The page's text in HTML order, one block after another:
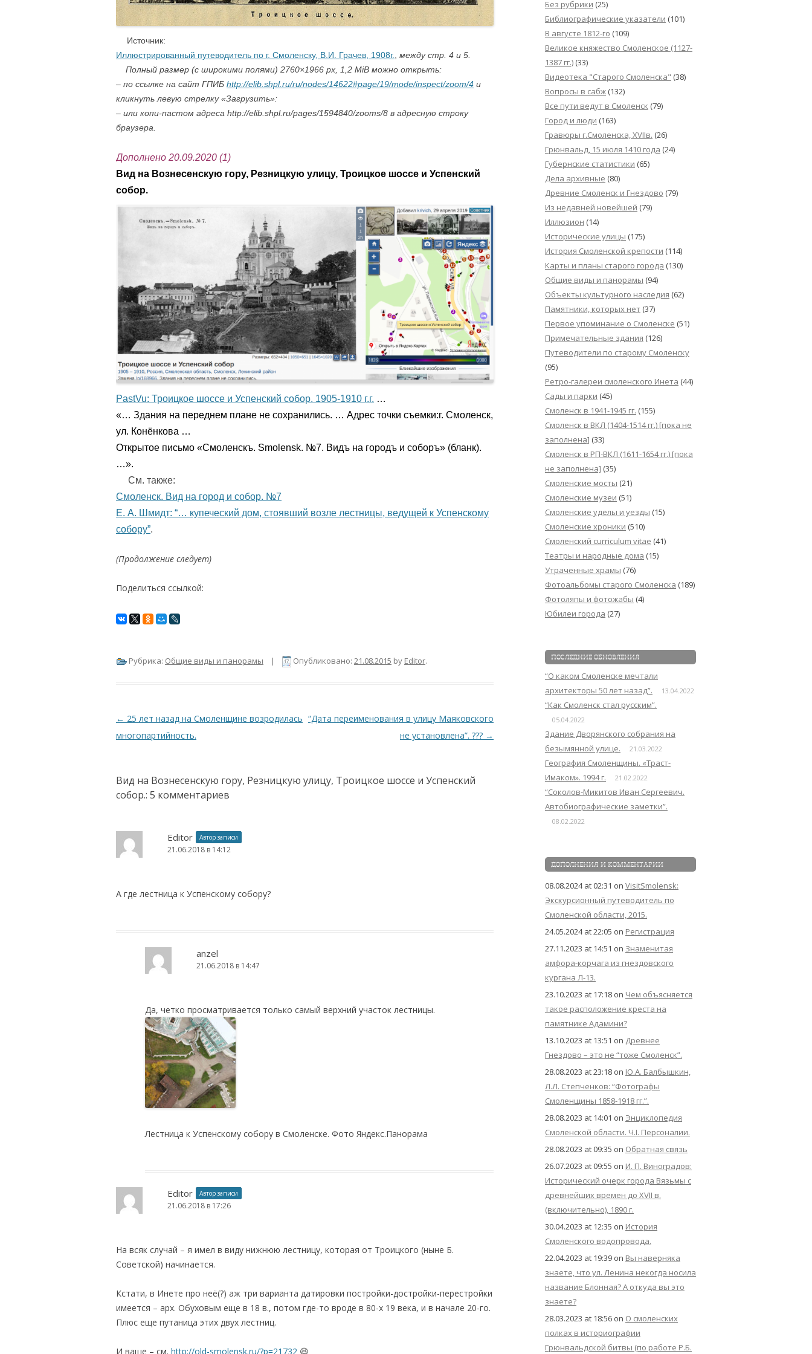
Источник:
Иллюстрированный путеводитель по г. Смоленску, В.И. Грачев, 1908г.
между стр. 4 и 5.
Полный размер (c широкими полями) 2760×1966 px, 1,2 MiB можно открыть:
– по ссылке на сайт ГПИБ http://elib.shpl.ru/ru/nodes/14622#page/19/mode/inspect/zoom/4 и
кликнуть левую стрелку «Загрузить»:
– или копи-пастом адреса http://elib.shpl.ru/pages/1594840/zooms/8 в адресную строку
браузера.
Дополнено 20.09.2020 (1)
Вид на Вознесенскую гору, Резницкую улицу, Троицкое шоссе и Успенский
cобор.
PastVu: Троицкое шоссе и Успенский собор. 1905-1910 г.г. …
«… Здания на переднем плане не сохранились. … Адрес точки съемки:г. Смоленск,
ул. Конёнкова …
Открытое письмо «Смоленскъ. Smolensk. №7. Видъ на городъ и соборъ» (бланк).
…».
См. также:
Смоленск. Вид на город и собор. №7
Е. А. Шмидт: “… купеческий дом, стоявший возле лестницы, ведущей к Успенскому
собору”.
(Продолжение следует)
Поделиться ссылкой:
Рубрика: Общие виды и панорамы | Опубликовано: 21.08.2015 by Editor.
Навигация по записям
← 25 лет назад на Смоленщине возродилась
многопартийность.
“Дата переименования в улицу Маяковского
не установлена”. ??? →
Вид на Вознесенскую гору, Резницкую улицу, Троицкое шоссе и Успенский
cобор.: 5 комментариев
Editor Автор записи
21.06.2018 в 14:12
А где лестница к Уcпенскому собору?
anzel
21.06.2018 в 14:47
Да, четко просматривается только самый верхний участок лестницы.
Лестница к Успенскому собору в Смоленске. Фото Яндекс.Панорама
Editor Автор записи
21.06.2018 в 17:26
На всяк случай – я имел в виду нижнюю лестницу, которая от Троицкого (ныне Б.
Советской) начинается.
Кстати, в Инете про неё(?) аж три варианта датировки постройки-достройки-перестройки
имеется – арх. Обуховым еще в 18 в., потом где-то вроде в 80-х 19 века, и в начале 20-го.
Плюс еще путаница этих двух лестниц.
И ваще – см. http://old-smolensk.ru/?p=21732 😆
Без рубрики (25)
Библиографические указатели (101)
В августе 1812-го (109)
Великое княжество Смоленское (1127-
1387 гг.) (33)
Видеотека "Cтарого Смоленска" (38)
Вопросы в сабж (132)
Все пути ведут в Смоленск (79)
Город и люди (163)
Гравюры г.Смоленска, XVIIв. (26)
Грюнвальд, 15 июля 1410 года (24)
Губернские статистики (65)
Дела архивные (80)
Древние Смоленск и Гнездово (79)
Из недавней новейшей (79)
Иллюзион (14)
Исторические улицы (175)
История Смоленской крепости (114)
Карты и планы старого города (130)
Общие виды и панорамы (94)
Объекты культурного наследия (62)
Памятники, которых нет (37)
Первое упоминание о Смоленске (51)
Примечательные здания (126)
Путеводители по старому Смоленску
(95)
Ретро-галереи смоленского Инета (44)
Сады и парки (45)
Смоленск в 1941-1945 гг. (155)
Смоленск в ВКЛ (1404-1514 гг.) [пока не
заполнена] (33)
Смоленск в РП-ВКЛ (1611-1654 гг.) [пока
не заполнена] (35)
Смоленские мосты (21)
Смоленские музеи (51)
Смоленские уделы и уезды (15)
Смоленские хроники (510)
Смоленский сurriculum vitae (41)
Театры и народные дома (15)
Утраченные храмы (76)
Фотоальбомы старого Смоленска (189)
Фотоляпы и фотожабы (4)
Юбилеи города (27)
ПОСЛЕДНИЕ ОБНОВЛЕНИЯ
“О каком Смоленске мечтали
архитекторы 50 лет назад”.
13.04.2022
“Как Смоленск стал русским”.
05.04.2022
Здание Дворянского собрания на
безымянной улице.
21.03.2022
География Смоленщины. «Траст-
Имаком». 1994 г.
21.02.2022
“Соколов-Микитов Иван Сергеевич.
Автобиографические заметки”.
08.02.2022
ДОПОЛНЕНИЯ И КОММЕНТАРИИ
08.08.2024 at 02:31 on VisitSmolensk:
Экскурсионный путеводитель по
Смоленской области, 2015.
24.05.2024 at 22:05 on Регистрация
27.11.2023 at 14:51 on Знаменитая
амфора-корчага из гнездовского
кургана Л-13.
23.10.2023 at 17:18 on Чем объясняется
такое расположение креста на
памятнике Адамини?
13.10.2023 at 13:51 on Древнее
Гнездово – это не “тоже Смоленск”.
28.08.2023 at 23:18 on Ю.А. Балбышкин,
Л.Л. Степченков: “Фотографы
Смоленщины 1858-1918 гг.”.
28.08.2023 at 14:01 on Энциклопедия
Смоленской области. Ч.I. Персоналии.
28.08.2023 at 09:35 on Обратная связь
26.07.2023 at 09:55 on И. П. Виноградов:
Исторический очерк города Вязьмы с
древнейших времен до XVII в.
(включительно), 1890 г.
30.04.2023 at 12:35 on История
Смоленского водопровода.
22.04.2023 at 19:39 on Вы наверняка
знаете, что ул. Ленина некогда носила
название Блонная? А откуда вы это
знаете?
28.03.2023 at 18:56 on О смоленских
полках в историографии
Грюнвальдской битвы (по работе Р.Б.